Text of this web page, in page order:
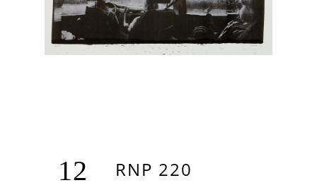
12 RNP 220